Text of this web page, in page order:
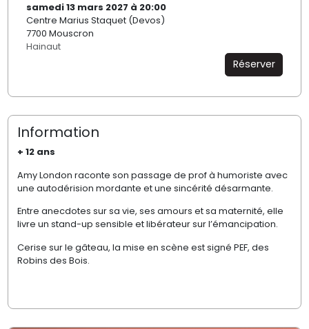
samedi 13 mars 2027 à 20:00
Centre Marius Staquet (Devos)
7700 Mouscron
Hainaut
Réserver
Information
+ 12 ans
Amy London raconte son passage de prof à humoriste avec
une autodérision mordante et une sincérité désarmante.
Entre anecdotes sur sa vie, ses amours et sa maternité, elle
livre un stand-up sensible et libérateur sur l’émancipation.
Cerise sur le gâteau, la mise en scène est signé PEF, des
Robins des Bois.